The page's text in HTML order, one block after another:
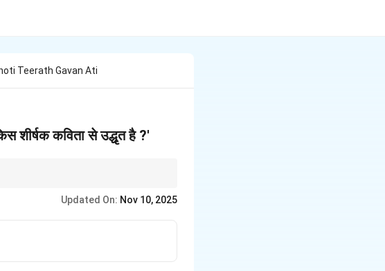
Teerath Gavan Ati
शीर्षक कविता से उद्धृत है ?'
Updated On: Nov 10, 2025